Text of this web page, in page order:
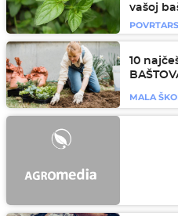
vašoj
10
MALA